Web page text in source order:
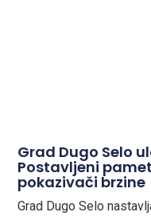
Grad Dugo Selo
Postavljeni
pokazivači brzine
Grad Dugo Selo